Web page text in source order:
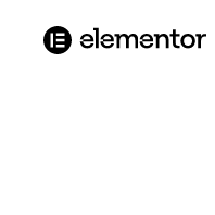
conteúdo